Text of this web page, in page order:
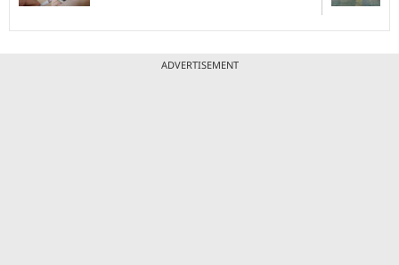
ADVERTISEMENT